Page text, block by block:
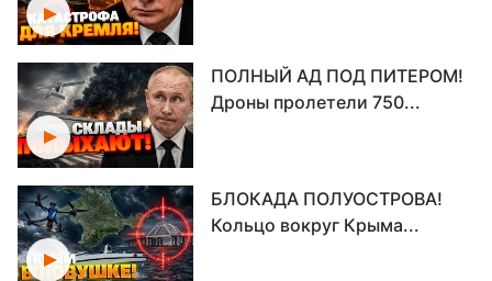
ПОЛНЫЙ АД ПОД ПИТЕРОМ!
Дроны пролетели 750...
БЛОКАДА ПОЛУОСТРОВА!
Кольцо вокруг Крыма...